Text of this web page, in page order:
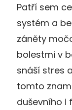
Patří sem
systém a
záněty
bolestmi v
snáší stres
tomto
duševního i